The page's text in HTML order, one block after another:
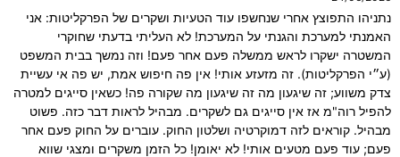
נתניהו התפוצץ אחרי שנחשפו עוד הטעיות ושקרים של הפרקליטות: אני
האמנתי למערכת והגנתי על המערכת! לא העליתי בדעתי שחוקרי
המשטרה ישקרו לראש ממשלה פעם אחר פעם! וזה נמשך בבית המשפט
(ע״י הפרקליטות). זה מזעזע אותי! אין פה חיפוש אמת, יש פה אי עשיית
צדק משווע; זה שיגעון מה זה שיגעון מה שקורה פה! כשאין סייגים למטרה
להפיל רוה"מ אז אין סייגים גם לשקרים. מבהיל לראות דבר כזה. פשוט
מבהיל. קוראים לזה דמוקרטיה ושלטון החוק. עוברים על החוק פעם אחר
פעם; עוד פעם מטעים אותי! לא יאומן! כל הזמן משקרים ומצגי שווא